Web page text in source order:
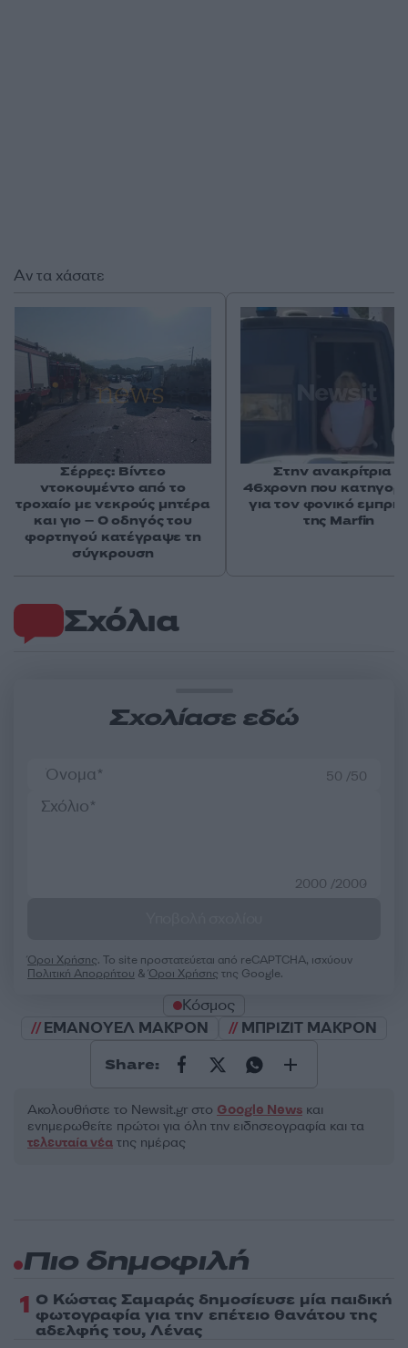
Σχόλια
Σχολίασε εδώ
50 /50
2000 /2000
Όροι Χρήσης. Το site προστατεύεται από reCAPTCHA, ισχύουν
Πολιτική Απορρήτου &Όροι Χρήσης της Google.
Κόσμος
ΕΜΑΝΟΥΕΛ ΜΑΚΡΟΝ
ΜΠΡΙΖΙΤ ΜΑΚΡΟΝ
Share:
Ακολουθήστε το Νewsit.gr στο Google News και
ενημερωθείτε πρώτοι για όλη την ειδησεογραφία και τα
τελευταία νέα της ημέρας
Αν τα χάσατε
Σέρρες: Βίντεο
ντοκουμέντο από το
τροχαίο με νεκρούς μητέρα
και γιο – Ο οδηγός του
φορτηγού κατέγραψε τη
σύγκρουση
Στην ανακρίτρια η
46χρονη που
για τον φονικό
της Marfin
Πιο δημοφιλή
1 Ο Κώστας Σαμαράς δημοσίευσε μία παιδική
φωτογραφία για την επέτειο θανάτου της
αδελφής του, Λένας